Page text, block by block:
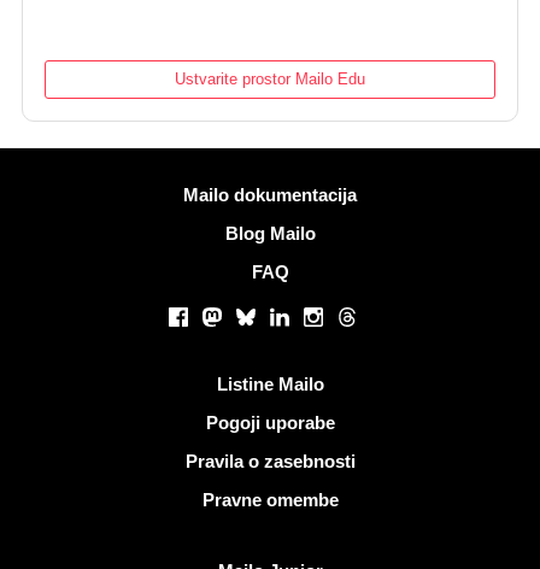
Ustvarite prostor Mailo Edu
Mailo dokumentacija
Blog Mailo
FAQ
Socialna omrežja
Facebook
Mastodon
BlueskyLinkedInInstagram
Threads
Listine Mailo
Pogoji uporabe
Pravila o zasebnosti
Pravne omembe